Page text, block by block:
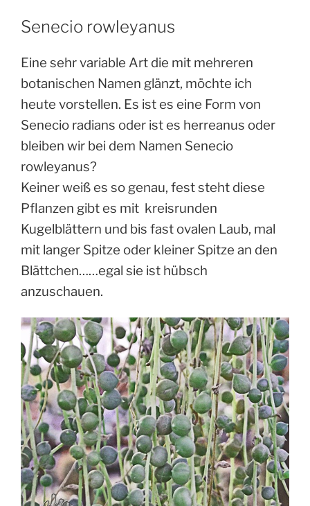
Senecio rowleyanus
Eine sehr variable Art die mit mehreren
botanischen Namen glänzt, möchte ich
heute vorstellen. Es ist es eine Form von
Senecio radians oder ist es herreanus oder
bleiben wir bei dem Namen Senecio
rowleyanus?
Keiner weiß es so genau, fest steht diese
Pflanzen gibt es mit kreisrunden
Kugelblättern und bis fast ovalen Laub, mal
mit langer Spitze oder kleiner Spitze an den
Blättchen……egal sie ist hübsch
anzuschauen.